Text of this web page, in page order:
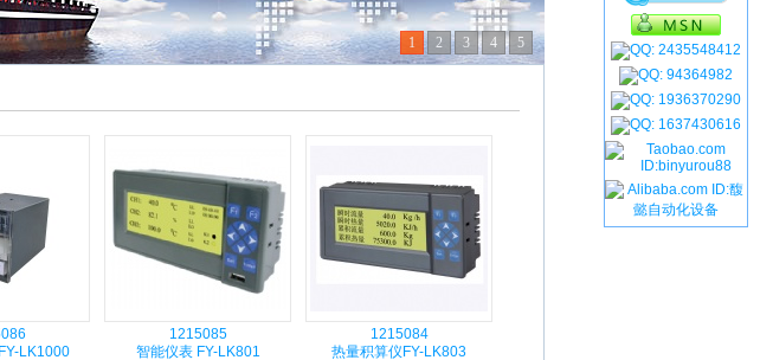
1 2 3 4 5
LK1000
1215085
智能仪表 FY-LK801
1215084
热量积算仪FY-LK803